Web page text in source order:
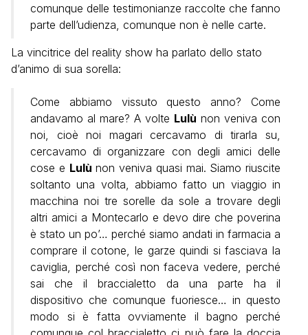
comunque delle testimonianze raccolte che fanno
parte dell’udienza, comunque non è nelle carte.
La vincitrice del reality show ha parlato dello stato
d’animo di sua sorella:
Come abbiamo vissuto questo anno? Come
andavamo al mare? A volte Lulù non veniva con
noi, cioè noi magari cercavamo di tirarla su,
cercavamo di organizzare con degli amici delle
cose e Lulù non veniva quasi mai. Siamo riuscite
soltanto una volta, abbiamo fatto un viaggio in
macchina noi tre sorelle da sole a trovare degli
altri amici a Montecarlo e devo dire che poverina
è stato un po’… perché siamo andati in farmacia a
comprare il cotone, le garze quindi si fasciava la
caviglia, perché così non faceva vedere, perché
sai che il braccialetto da una parte ha il
dispositivo che comunque fuoriesce… in questo
modo si è fatta ovviamente il bagno perché